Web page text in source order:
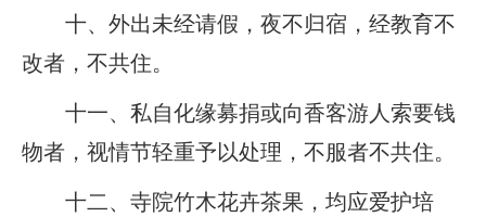
十、外出未经请假，夜不归宿，经教育不
改者，不共住。
十一、私自化缘募捐或向香客游人索要钱
物者，视情节轻重予以处理，不服者不共住。
十二、寺院竹木花卉茶果，均应爱护培